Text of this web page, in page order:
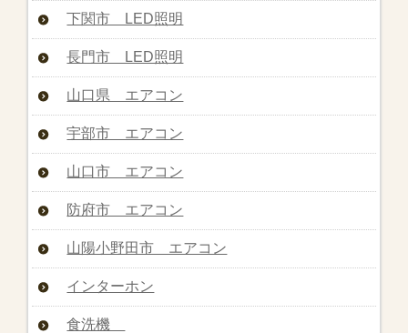
下関市 LED照明
長門市 LED照明
山口県 エアコン
宇部市 エアコン
山口市 エアコン
防府市 エアコン
山陽小野田市 エアコン
インターホン
食洗機